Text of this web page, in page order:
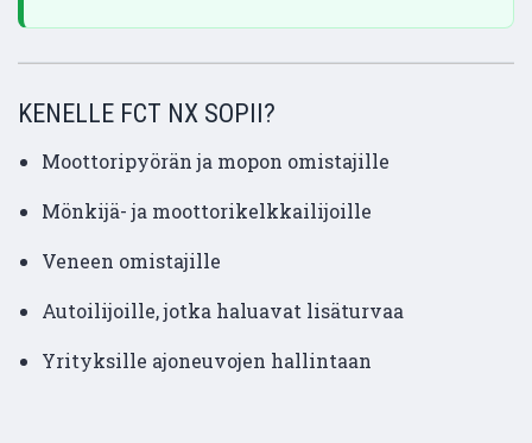
KENELLE FCT NX SOPII?
Moottoripyörän ja mopon omistajille
Mönkijä- ja moottorikelkkailijoille
Veneen omistajille
Autoilijoille, jotka haluavat lisäturvaa
Yrityksille ajoneuvojen hallintaan